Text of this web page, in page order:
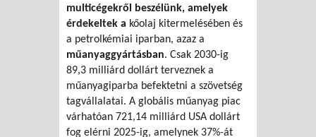
multicégekről beszélünk, amelyek
érdekeltek a kőolaj kitermelésében és
a petrolkémiai iparban, azaz a
műanyaggyártásban. Csak 2030-ig
89,3 milliárd dollárt terveznek a
műanyagiparba befektetni a szövetség
tagvállalatai. A globális műanyag piac
várhatóan 721,14 milliárd USA dollárt
fog elérni 2025-ig, amelynek 37%-át